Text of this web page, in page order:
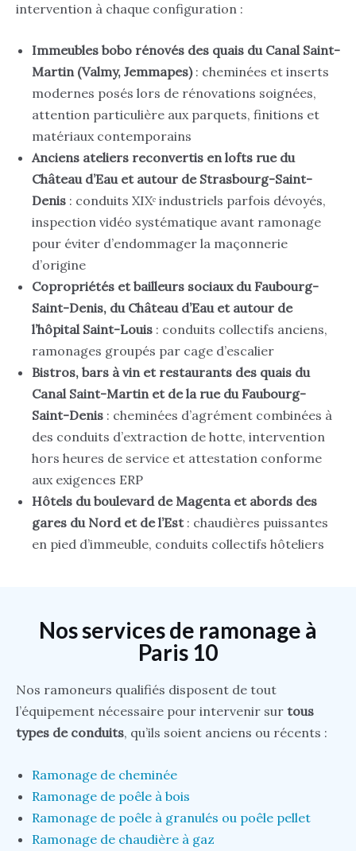
intervention à chaque configuration :
Immeubles bobo rénovés des quais du Canal Saint-
Martin (Valmy, Jemmapes): cheminées et inserts
modernes posés lors de rénovations soignées,
attention particulière aux parquets, finitions et
matériaux contemporains
Anciens ateliers reconvertis en lofts rue du
Château d’Eau et autour de Strasbourg-Saint-
Denis : conduits XIXᵉ industriels parfois dévoyés,
inspection vidéo systématique avant ramonage
pour éviter d’endommager la maçonnerie
d’origine
Copropriétés et bailleurs sociaux du Faubourg-
Saint-Denis, du Château d’Eau et autour de
l’hôpital Saint-Louis : conduits collectifs anciens,
ramonages groupés par cage d’escalier
Bistros, bars à vin et restaurants des quais du
Canal Saint-Martin et de la rue du Faubourg-
Saint-Denis : cheminées d’agrément combinées à
des conduits d’extraction de hotte, intervention
hors heures de service et attestation conforme
aux exigences ERP
Hôtels du boulevard de Magenta et abords des
gares du Nord et de l’Est: chaudières puissantes
en pied d’immeuble, conduits collectifs hôteliers
Nos services de ramonage à
Paris 10
Nos ramoneurs qualifiés disposent de tout
l’équipement nécessaire pour intervenir sur tous
types de conduits, qu’ils soient anciens ou récents :
Ramonage de cheminée
Ramonage de poêle à bois
Ramonage de poêle à granulés ou poêle pellet
Ramonage de chaudière à gaz